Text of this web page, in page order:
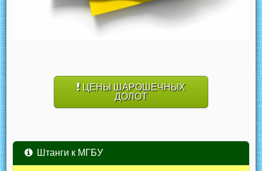
ЦЕНЫ ШАРОШЕЧНЫХ
ДОЛОТ
Штанги к МГБУ